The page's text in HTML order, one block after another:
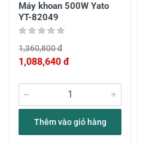
Máy khoan 500W Yato
YT-82049
1,360,800 đ
1,088,640 đ
Thêm vào giỏ hàng